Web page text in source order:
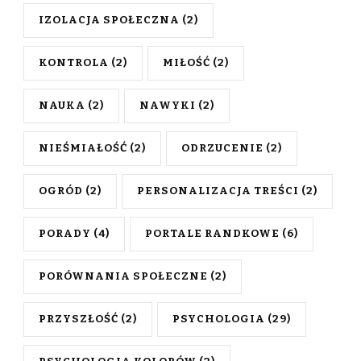
IZOLACJA SPOŁECZNA (2)
KONTROLA (2) MIŁOŚĆ (2)
NAUKA (2) NAWYKI (2)
NIEŚMIAŁOŚĆ (2) ODRZUCENIE (2)
OGRÓD (2) PERSONALIZACJA TREŚCI (2)
PORADY (4) PORTALE RANDKOWE (6)
PORÓWNANIA SPOŁECZNE (2)
PRZYSZŁOŚĆ (2) PSYCHOLOGIA (29)